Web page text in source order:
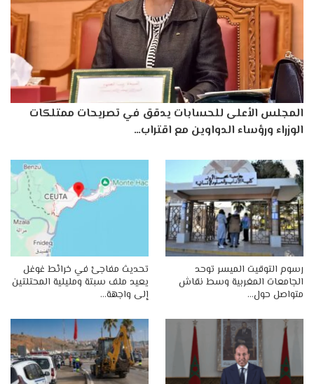
المجلس الأعلى للحسابات يدقق في تصريحات ممتلكات
الوزراء ورؤساء الدواوين مع اقتراب…
رسوم التوقيت الميسر توحد
الجامعات المغربية وسط نقاش
متواصل حول…
تحديث مفاجئ في خرائط غوغل
يعيد ملف سبتة ومليلية المحتلتين
إلى واجهة…